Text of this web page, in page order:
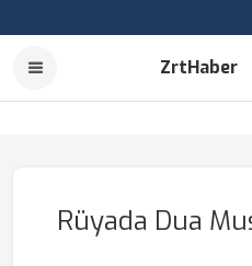
ZrtHaber
Rüyada Dua